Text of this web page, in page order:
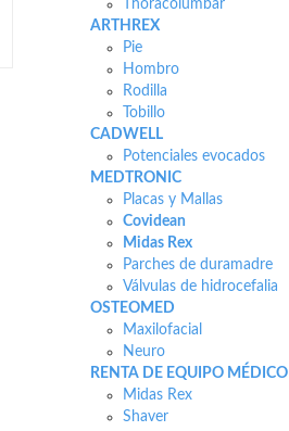
Thoracolumbar
ARTHREX
Pie
Hombro
Rodilla
Tobillo
CADWELL
Potenciales evocados
MEDTRONIC
Placas y Mallas
Covidean
Midas Rex
Parches de duramadre
Válvulas de hidrocefalia
OSTEOMED
Maxilofacial
Neuro
RENTA DE EQUIPO MÉDICO
Midas Rex
Shaver